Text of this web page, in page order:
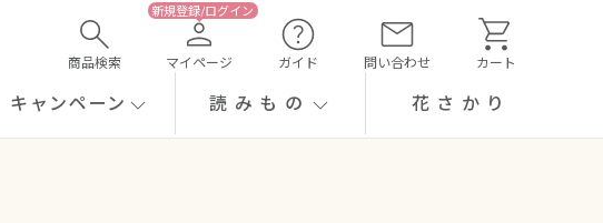
商品検索 マイページ ガイド 問い合わせ カート
キャンペーン 読みもの 花さかり